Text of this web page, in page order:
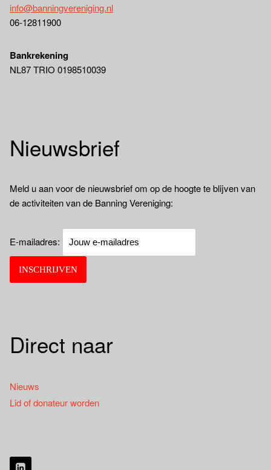
info@banningvereniging.nl
06-12811900
Bankrekening
NL87 TRIO 0198510039
Nieuwsbrief
Meld u aan voor de nieuwsbrief om op de hoogte te blijven van
de activiteiten van de Banning Vereniging:
E-mailadres:
Direct naar
Nieuws
Lid of donateur worden